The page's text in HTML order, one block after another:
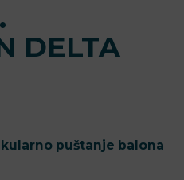
DELTA
puštanje balona